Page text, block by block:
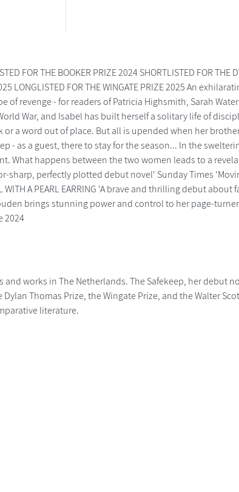
FOR THE BOOKER PRIZE 2024 SHORTLISTED FOR THE
LONGLISTED FOR THE WINGATE PRIZE 2025 An
revenge - for readers of Patricia Highsmith, Sarah
War, and Isabel has built herself a solitary life of
a word out of place. But all is upended when her
- as a guest, there to stay for the season... In the
What happens between the two women leads to a
sharp, perfectly plotted debut novel' Sunday Times
A PEARL EARRING 'A brave and thrilling debut
brings stunning power and control to her page-
2024
and works in The Netherlands. The Safekeep, her debut
Thomas Prize, the Wingate Prize, and the Walter
literature.